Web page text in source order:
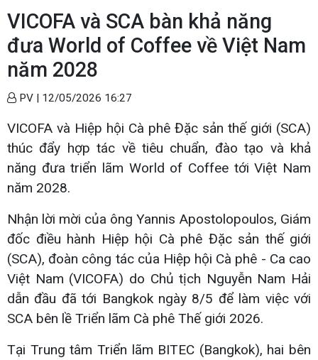
VICOFA và SCA bàn khả năng
đưa World of Coffee về Việt Nam
năm 2028
PV | 12/05/2026 16:27
VICOFA và Hiệp hội Cà phê Đặc sản thế giới (SCA)
thúc đẩy hợp tác về tiêu chuẩn, đào tạo và khả
năng đưa triển lãm World of Coffee tới Việt Nam
năm 2028.
Nhận lời mời của ông Yannis Apostolopoulos, Giám
đốc điều hành Hiệp hội Cà phê Đặc sản thế giới
(SCA), đoàn công tác của Hiệp hội Cà phê - Ca cao
Việt Nam (VICOFA) do Chủ tịch Nguyễn Nam Hải
dẫn đầu đã tới Bangkok ngày 8/5 để làm việc với
SCA bên lề Triển lãm Cà phê Thế giới 2026.
Tại Trung tâm Triển lãm BITEC (Bangkok), hai bên